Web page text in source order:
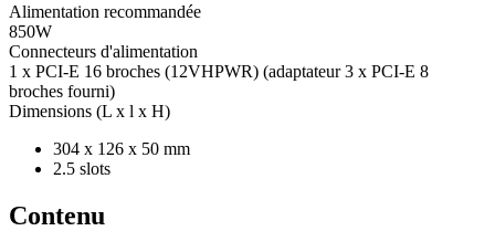
Alimentation recommandée
850W
Connecteurs d'alimentation
1 x PCI-E 16 broches (12VHPWR) (adaptateur 3 x PCI-E 8
broches fourni)
Dimensions (L x l x H)
304 x 126 x 50 mm
2.5 slots
Contenu